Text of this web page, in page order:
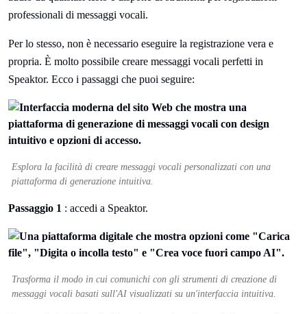
professionali di messaggi vocali.
Per lo stesso, non è necessario eseguire la registrazione vera e
propria. È molto possibile creare messaggi vocali perfetti in
Speaktor. Ecco i passaggi che puoi seguire:
Esplora la facilità di creare messaggi vocali personalizzati con una
piattaforma di generazione intuitiva.
Passaggio 1 : accedi a Speaktor.
Trasforma il modo in cui comunichi con gli strumenti di creazione di
messaggi vocali basati sull'AI visualizzati su un'interfaccia intuitiva.